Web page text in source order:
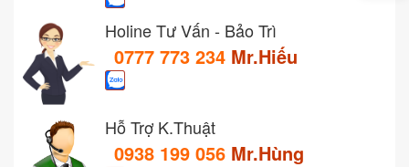
Holine Tư Vấn - Bảo Trì
0777 773 234 Mr.Hiếu
Hỗ Trợ K.Thuật
0938 199 056 Mr.Hùng